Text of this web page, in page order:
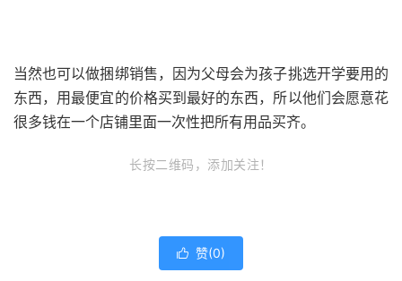
当然也可以做捆绑销售，因为父母会为孩子挑选开学要用的
东西，用最便宜的价格买到最好的东西，所以他们会愿意花
很多钱在一个店铺里面一次性把所有用品买齐。
长按二维码，添加关注！
 赞(0)